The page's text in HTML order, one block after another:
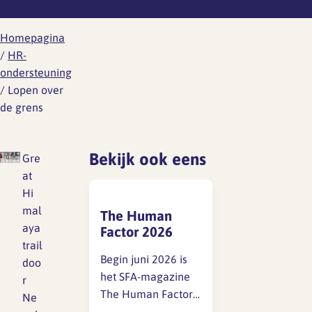
Gezondheid en arbo
Verlof
Modelcontracten
Personeelshandboek
HR jaarplan
Overzicht regelingen
vakantie-uren
Ziekte en vakantie
Overzicht regelingen cao-
verlof
Wat is er aan de hand
Wat kun je doen
Wetgeving
Wat is er aan de hand
Wat kun je doen
Wetgeving
Ongewenst gedrag
Toetsing
Homepagina
/ HR-
ondersteuning
/ Lopen over
de grens
Gre
at
Hi
mal
aya
trail
doo
r
Ne
Bekijk ook eens
The Human
Factor 2026
Begin juni 2026 is
het SFA-magazine
The Human Factor